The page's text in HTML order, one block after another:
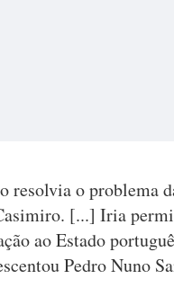
resolvia o problema
[...] Iria
ao Estado
Pedro Nuno